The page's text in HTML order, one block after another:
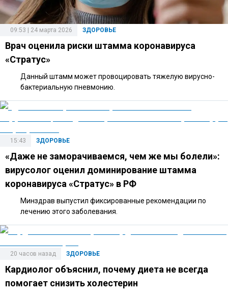
ЗДОРОВЬЕ
09:53 | 24 марта 2026
Врач оценила риски штамма коронавируса
«Стратус»
Данный штамм может провоцировать тяжелую вирусно-
бактериальную пневмонию.
ЗДОРОВЬЕ
15:43
«Даже не заморачиваемся, чем же мы болели»:
вирусолог оценил доминирование штамма
коронавируса «Стратус» в РФ
Минздрав выпустил фиксированные рекомендации по
лечению этого заболевания.
ЗДОРОВЬЕ
20 часов назад
Кардиолог объяснил, почему диета не всегда
помогает снизить холестерин